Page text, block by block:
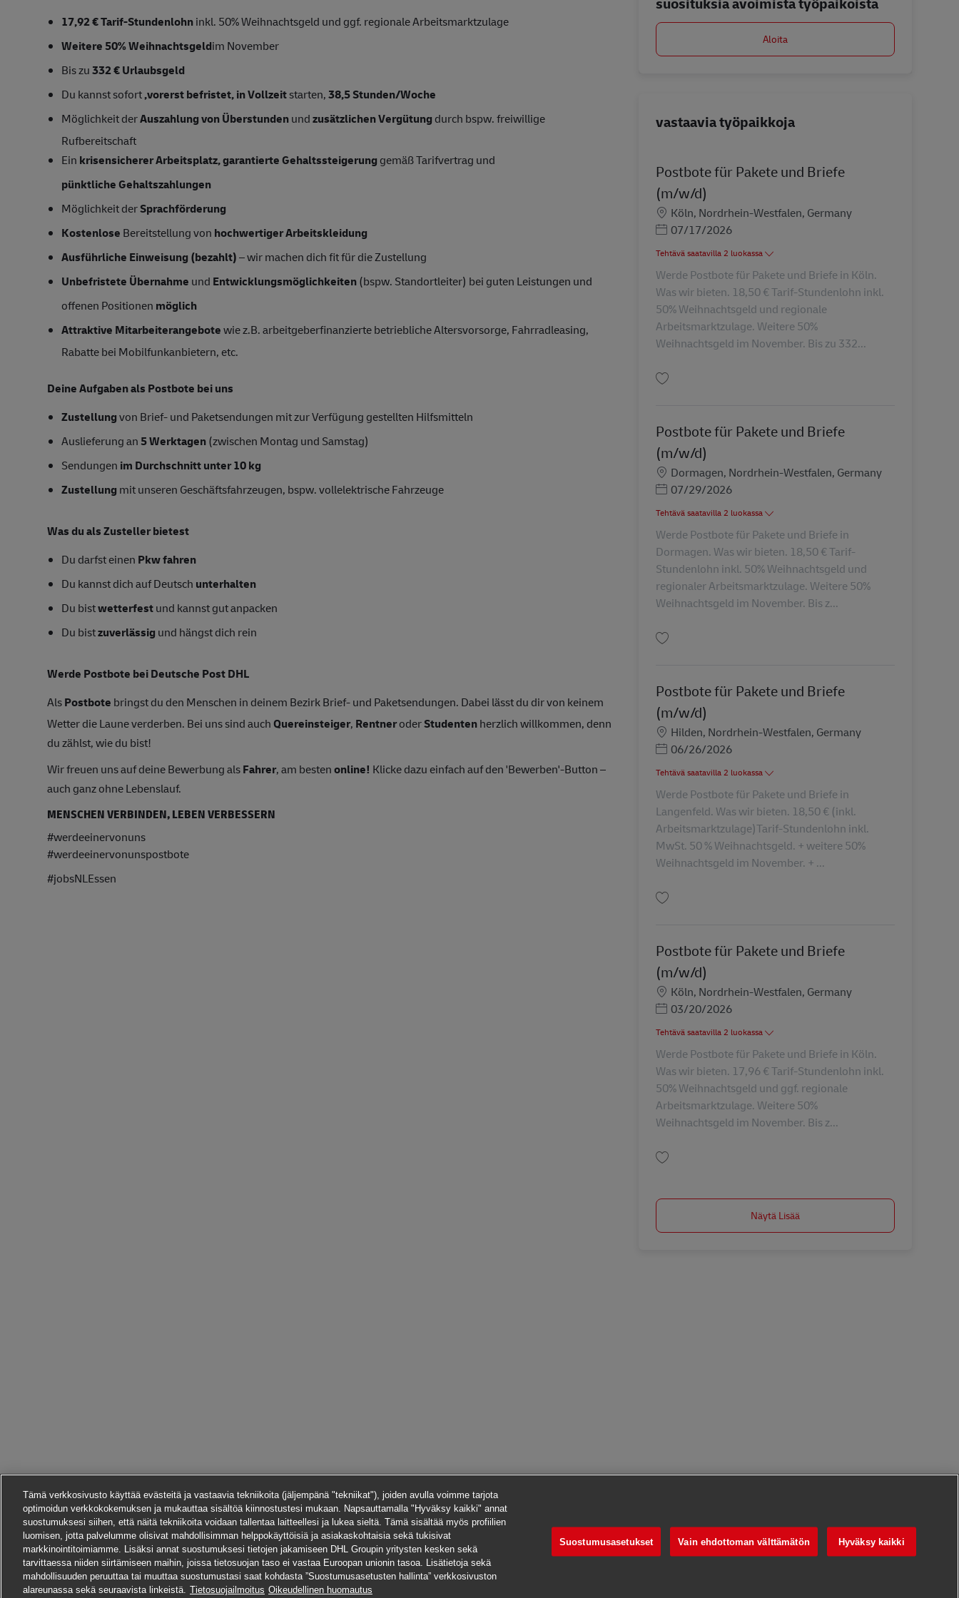
17,92 € Tarif-Stundenlohninkl. 50% Weihnachtsgeld und ggf. regionale Arbeitsmarktzulage
Weitere 50% Weihnachtsgeldim November
Bis zu332 € Urlaubsgeld
Du kannst sofort,vorerstbefristet, in Vollzeitstarten,38,5 Stunden/Woche
Möglichkeit derAuszahlung von Überstundenundzusätzlichen Vergütung durch bspw. freiwillige
Rufbereitschaft
Ein krisensicherer Arbeitsplatz, garantierte Gehaltssteigerung gemäß Tarifvertrag und
pünktliche Gehaltszahlungen
Möglichkeit derSprachförderung
Kostenlose Bereitstellung von hochwertiger Arbeitskleidung
Ausführliche Einweisung (bezahlt)– wir machen dich fit für die Zustellung
Unbefristete Übernahme und Entwicklungsmöglichkeiten(bspw. Standortleiter) bei guten Leistungen und
offenen Positionen möglich
Attraktive Mitarbeiterangebotewie z.B. arbeitgeberfinanzierte betriebliche Altersvorsorge, Fahrradleasing,
Rabatte bei Mobilfunkanbietern, etc.
Deine Aufgaben als Postbote bei uns
Zustellungvon Brief- und Paketsendungen mit zur Verfügung gestellten Hilfsmitteln
Auslieferung an5 Werktagen(zwischen Montag und Samstag)
Sendungen im Durchschnitt unter 10 kg
Zustellung mit unseren Geschäftsfahrzeugen, bspw. vollelektrische Fahrzeuge
Was du als Zusteller bietest
Du darfst einen Pkw fahren
Du kannst dich auf Deutsch unterhalten
Du bistwetterfestund kannst gut anpacken
Du bistzuverlässig und hängst dich rein
Werde Postbote bei Deutsche Post DHL
AlsPostbote bringst du den Menschen in deinem Bezirk Brief- und Paketsendungen. Dabei lässt du dir von keinem
Wetter die Laune verderben. Bei uns sind auchQuereinsteiger, RentneroderStudentenherzlich willkommen, denn
du zählst, wie du bist!
Wir freuen uns auf deine Bewerbung alsFahrer, am bestenonline! Klicke dazu einfach auf den 'Bewerben'-Button –
auch ganz ohne Lebenslauf.
MENSCHEN VERBINDEN, LEBEN VERBESSERN
#werdeeinervonuns
#werdeeinervonunspostbote
#jobsNLEssen
Aloita
vastaavia työpaikkoja
Postbote für Pakete und Briefe
(m/w/d)
Sijainti
Köln, Nordrhein-Westfalen, Germany
Posted Date
07/17/2026
Tehtävä saatavilla 2 luokassa
Werde Postbote für Pakete und Briefe in Köln.
Was wir bieten. 18,50 € Tarif-Stundenlohn inkl.
50% Weihnachtsgeld und regionale
Arbeitsmarktzulage. Weitere 50%
Weihnachtsgeld im November. Bis zu 332...
Postbote für Pakete und Briefe
(m/w/d)
Sijainti
Dormagen, Nordrhein-Westfalen, Germany
Posted Date
07/29/2026
Tehtävä saatavilla 2 luokassa
Werde Postbote für Pakete und Briefe in
Dormagen. Was wir bieten. 18,50 € Tarif-
Stundenlohn inkl. 50% Weihnachtsgeld und
regionaler Arbeitsmarktzulage. Weitere 50%
Weihnachtsgeld im November. Bis z...
Postbote für Pakete und Briefe
(m/w/d)
Sijainti
Hilden, Nordrhein-Westfalen, Germany
Posted Date
06/26/2026
Tehtävä saatavilla 2 luokassa
Werde Postbote für Pakete und Briefe in
Langenfeld. Was wir bieten. 18,50 € (inkl.
Arbeitsmarktzulage)Tarif-Stundenlohn inkl.
MwSt. 50 % Weihnachtsgeld. + weitere 50%
Weihnachtsgeld im November. + ...
Postbote für Pakete und Briefe
(m/w/d)
Sijainti
Köln, Nordrhein-Westfalen, Germany
Posted Date
03/20/2026
Tehtävä saatavilla 2 luokassa
Werde Postbote für Pakete und Briefe in Köln.
Was wir bieten. 17,96 € Tarif-Stundenlohn inkl.
50% Weihnachtsgeld und ggf. regionale
Arbeitsmarktzulage. Weitere 50%
Weihnachtsgeld im November. Bis z...
Näytä Lisää
Tämä verkkosivusto käyttää evästeitä ja vastaavia tekniikoita (jäljempänä "tekniikat"), joiden avulla voimme tarjota
optimoidun verkkokokemuksen ja mukauttaa sisältöä kiinnostustesi mukaan. Napsauttamalla "Hyväksy kaikki" annat
suostumuksesi siihen, että näitä tekniikoita voidaan tallentaa laitteellesi ja lukea sieltä. Tämä sisältää myös profiilien
luomisen, jotta palvelumme olisivat mahdollisimman helppokäyttöisiä ja asiakaskohtaisia sekä tukisivat
markkinointitoimiamme. Lisäksi annat suostumuksesi tietojen jakamiseen DHL Groupin yritysten kesken sekä
tarvittaessa niiden siirtämiseen maihin, joissa tietosuojan taso ei vastaa Euroopan unionin tasoa. Lisätietoja sekä
mahdollisuuden peruuttaa tai muuttaa suostumustasi saat kohdasta ”Suostumusasetusten hallinta” verkkosivuston
alareunassa sekä seuraavista linkeistä. Tietosuojailmoitus Oikeudellinen huomautus
Suostumusasetukset Vain ehdottoman välttämätön Hyväksy kaikki